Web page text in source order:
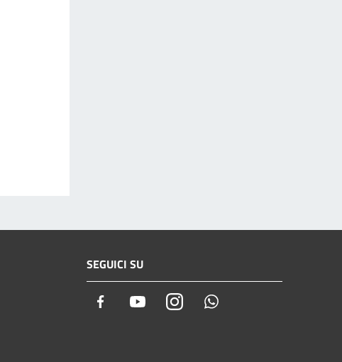
SEGUICI SU
Facebook YoutubeInstagram